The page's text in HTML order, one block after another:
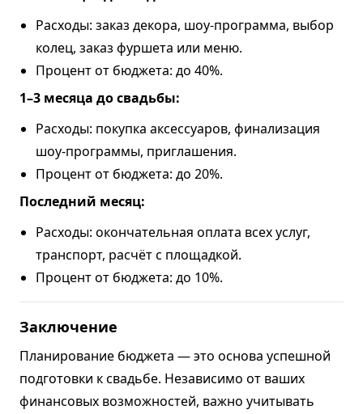
Расходы: заказ декора, шоу-программа, выбор
колец, заказ фуршета или меню.
Процент от бюджета: до 40%.
1–3 месяца до свадьбы:
Расходы: покупка аксессуаров, финализация
шоу-программы, приглашения.
Процент от бюджета: до 20%.
Последний месяц:
Расходы: окончательная оплата всех услуг,
транспорт, расчёт с площадкой.
Процент от бюджета: до 10%.
Заключение
Планирование бюджета — это основа успешной
подготовки к свадьбе. Независимо от ваших
финансовых возможностей, важно учитывать